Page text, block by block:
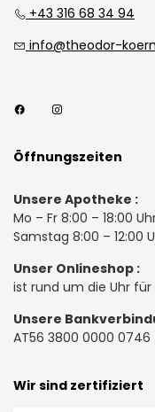
+43 316 68 34 94
info@theodor-
Öffnungszeiten
Unsere Apotheke :
Mo – Fr 8:00 – 18:00
Samstag 8:00 – 12:00
Unser Onlineshop :
ist rund um die Uhr für
Unsere
AT56 3800 0000
Wir sind zertifiziert